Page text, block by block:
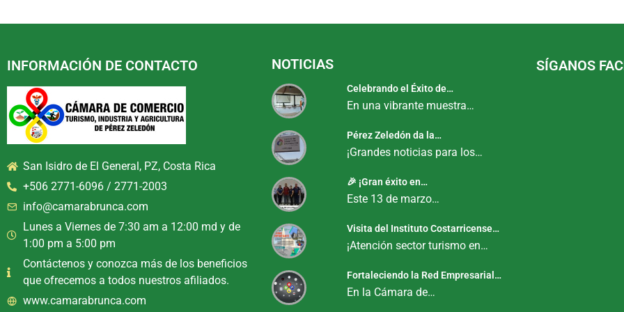
INFORMACIÓN DE CONTACTO
San Isidro de El General, PZ, Costa Rica
+506 2771-6096 / 2771-2003
info@camarabrunca.com
Lunes a Viernes de 7:30 am a 12:00 md y de
1:00 pm a 5:00 pm
Contáctenos y conozca más de los beneficios
que ofrecemos a todos nuestros afiliados.
www.camarabrunca.com
NOTICIAS
Celebrando el Éxito de…
En una vibrante muestra…
Pérez Zeledón da la…
¡Grandes noticias para los…
🎉 ¡Gran éxito en…
Este 13 de marzo…
Visita del Instituto Costarricense…
¡Atención sector turismo en…
Fortaleciendo la Red Empresarial…
En la Cámara de…
SÍGANOS